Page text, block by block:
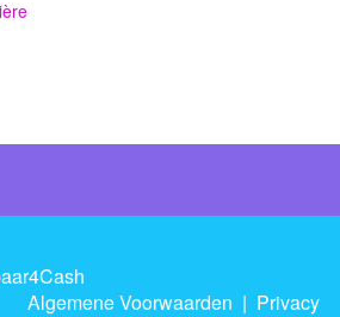
Algemene Voorwaarden | Privacy